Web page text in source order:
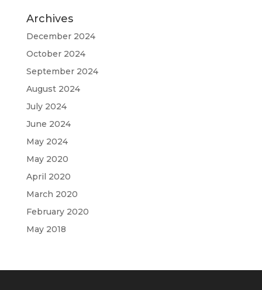
Archives
December 2024
October 2024
September 2024
August 2024
July 2024
June 2024
May 2024
May 2020
April 2020
March 2020
February 2020
May 2018